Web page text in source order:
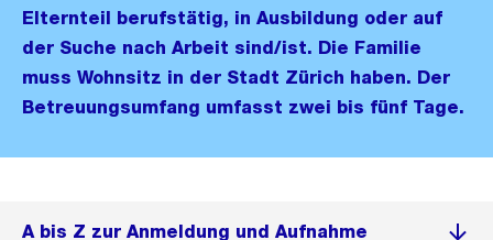
Elternteil berufstätig, in Ausbildung oder auf
der Suche nach Arbeit sind/ist. Die Familie
muss Wohnsitz in der Stadt Zürich haben. Der
Betreuungsumfang umfasst zwei bis fünf Tage.
A bis Z zur Anmeldung und Aufnahme